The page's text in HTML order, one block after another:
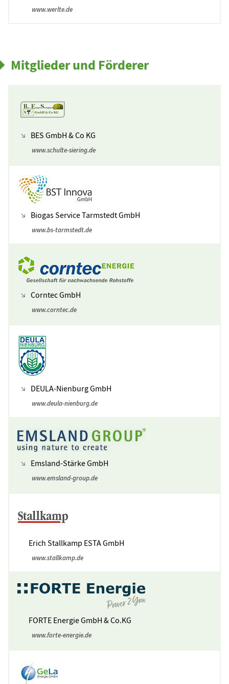
www.werlte.de
Mitglieder und Förderer
BES GmbH & Co KG
www.schulte-siering.de
Biogas Service Tarmstedt GmbH
www.bs-tarmstedt.de
Corntec GmbH
www.corntec.de
DEULA-Nienburg GmbH
www.deula-nienburg.de
Emsland-Stärke GmbH
www.emsland-group.de
Erich Stallkamp ESTA GmbH
www.stallkamp.de
FORTE Energie GmbH & Co.KG
www.forte-energie.de